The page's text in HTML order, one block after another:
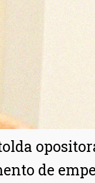
de